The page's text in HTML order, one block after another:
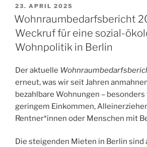
VERÖFFENTLICHT
AM
23. APRIL 2025
Wohnraumbedarfsbericht
Weckruf für eine sozial-
Wohnpolitik in Berlin
Der aktuelle
erneut, was wir seit Jahren
bezahlbare Wohnungen –
geringem Einkommen,
Rentner*innen oder Menschen mit
Die steigenden Mieten in Berlin sind